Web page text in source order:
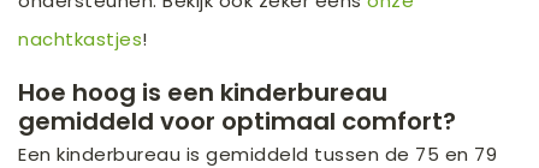
nachtkastjes!
Hoe hoog is een kinderbureau
gemiddeld voor optimaal comfort?
Een kinderbureau is gemiddeld tussen de 75 en 79